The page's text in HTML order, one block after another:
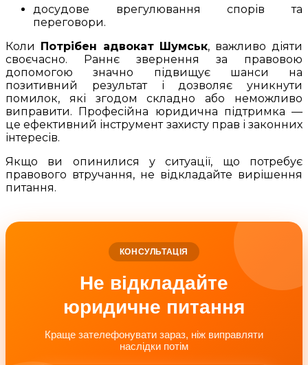
досудове врегулювання спорів та
переговори.
Коли Потрібен адвокат Шумськ, важливо діяти
своєчасно. Раннє звернення за правовою
допомогою значно підвищує шанси на
позитивний результат і дозволяє уникнути
помилок, які згодом складно або неможливо
виправити. Професійна юридична підтримка —
це ефективний інструмент захисту прав і законних
інтересів.
Якщо ви опинилися у ситуації, що потребує
правового втручання, не відкладайте вирішення
питання.
КОНСУЛЬТАЦІЯ
Не відкладайте
юридичне питання
Краще зателефонувати зараз, ніж виправляти
наслідки потім